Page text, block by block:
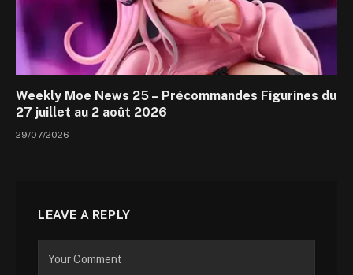
Weekly Moe News 25 – Précommandes Figurines du
27 juillet au 2 août 2026
29/07/2026
LEAVE A REPLY